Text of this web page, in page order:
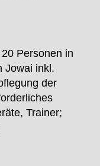
Personen in
Jowai inkl.
der
Trainer;